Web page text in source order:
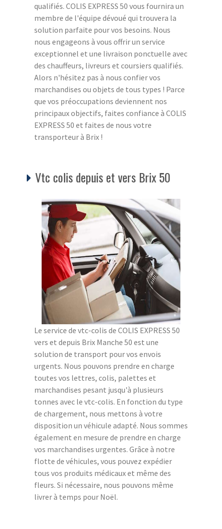
qualifiés. COLIS EXPRESS 50 vous fournira un
membre de l'équipe dévoué qui trouvera la
solution parfaite pour vos besoins. Nous
nous engageons à vous offrir un service
exceptionnel et une livraison ponctuelle avec
des chauffeurs, livreurs et coursiers qualifiés.
Alors n'hésitez pas à nous confier vos
marchandises ou objets de tous types ! Parce
que vos préoccupations deviennent nos
principaux objectifs, faites confiance à COLIS
EXPRESS 50 et faites de nous votre
transporteur à Brix !
Vtc colis depuis et vers Brix 50
Le service de vtc-colis de COLIS EXPRESS 50
vers et depuis Brix Manche 50 est une
solution de transport pour vos envois
urgents. Nous pouvons prendre en charge
toutes vos lettres, colis, palettes et
marchandises pesant jusqu'à plusieurs
tonnes avec le vtc-colis. En fonction du type
de chargement, nous mettons à votre
disposition un véhicule adapté. Nous sommes
également en mesure de prendre en charge
vos marchandises urgentes. Grâce à notre
flotte de véhicules, vous pouvez expédier
tous vos produits médicaux et même des
fleurs. Si nécessaire, nous pouvons même
livrer à temps pour Noël.